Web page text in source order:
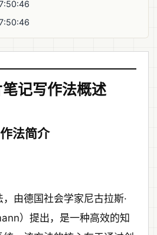
记写作法概述
法简介
由德国社会学家尼古拉斯·
）提出，是一种高效的知